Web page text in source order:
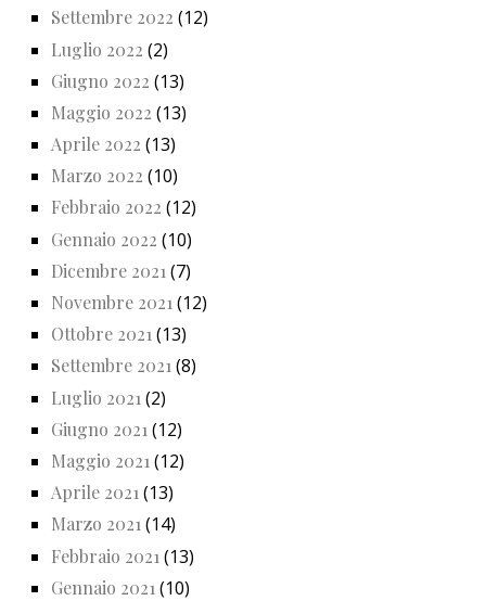
Settembre 2022 (12)
Luglio 2022 (2)
Giugno 2022 (13)
Maggio 2022 (13)
Aprile 2022 (13)
Marzo 2022 (10)
Febbraio 2022 (12)
Gennaio 2022 (10)
Dicembre 2021 (7)
Novembre 2021 (12)
Ottobre 2021(13)
Settembre 2021(8)
Luglio 2021 (2)
Giugno 2021 (12)
Maggio 2021 (12)
Aprile 2021 (13)
Marzo 2021(14)
Febbraio 2021 (13)
Gennaio 2021 (10)